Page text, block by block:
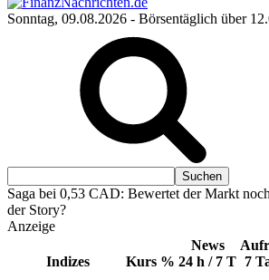
Sonntag, 09.08.2026 - Börsentäglich über
Saga bei 0,53 CAD: Bewertet der Markt
der Story?
Anzeige
Indizes Kurs %
News
24 h / 7 T 7